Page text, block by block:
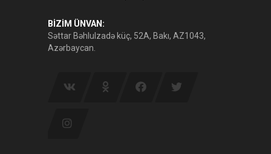
BİZİM ÜNVAN:
Səttar Bəhlulzadə küç, 52A, Bakı, AZ1043,
Azərbaycan.